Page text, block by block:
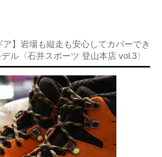
】岩場も縦走も安心してカバーでき
ル〈石井スポーツ 登山本店 vol.3〉